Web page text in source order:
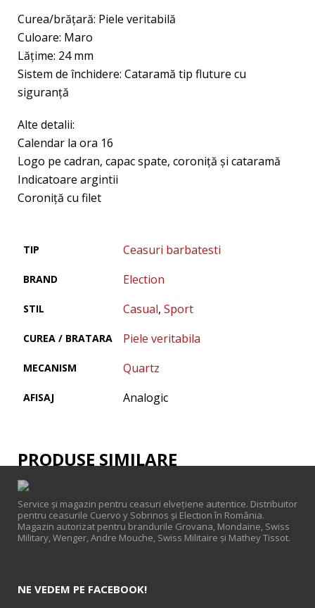
Curea/brăţară: Piele veritabilă
Culoare: Maro
Lăţime: 24 mm
Sistem de închidere: Cataramă tip fluture cu
siguranţă
Alte detalii:
Calendar la ora 16
Logo pe cadran, capac spate, coroniţă şi cataramă
Indicatoare argintii
Coroniţă cu filet
TIP Ceasuri barbatesti
BRAND Election
STIL Casual, Sport
CUREA / BRATARA Piele veritabila
MECANISM Quartz
AFISAJ Analogic
PRODUSE SIMILARE
Service și magazin pentru ceasuri elveţiene autentice. Distribuitor
pentru ceasurile Cuervo y Sobrinos și Election în România.
Magazin autorizat pentru brandurile Grovana, Mondaine, Swiss
Military, Wenger, Andre Mouche, Swiss Militaire și Mathey Tissot.
NE VEDEM PE FACEBOOK!